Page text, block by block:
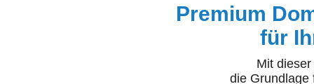
Premium
für
Mit
die